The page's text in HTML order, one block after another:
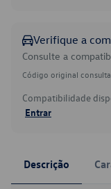
Verifique a
Consulte a
Código original
Compatibilidade
Entrar
Descrição